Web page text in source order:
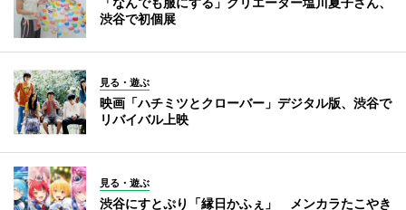
渋谷で初個展
見る・遊ぶ
映画「ハチミツとクローバー」デジタル版、渋谷で
リバイバル上映
見る・遊ぶ
渋谷にすとぷり「縁日かふぇ」 メンカラたこやき